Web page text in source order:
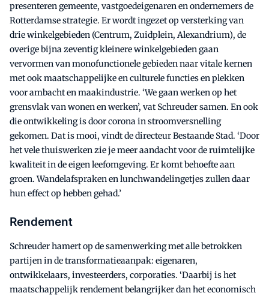
presenteren gemeente, vastgoedeigenaren en ondernemers de
Rotterdamse strategie. Er wordt ingezet op versterking van
drie winkelgebieden (Centrum, Zuidplein, Alexandrium), de
overige bijna zeventig kleinere winkelgebieden gaan
vervormen van monofunctionele gebieden naar vitale kernen
met ook maatschappelijke en culturele functies en plekken
voor ambacht en maakindustrie. ‘We gaan werken op het
grensvlak van wonen en werken’, vat Schreuder samen. En ook
die ontwikkeling is door corona in stroomversnelling
gekomen. Dat is mooi, vindt de directeur Bestaande Stad. ‘Door
het vele thuiswerken zie je meer aandacht voor de ruimtelijke
kwaliteit in de eigen leefomgeving. Er komt behoefte aan
groen. Wandelafspraken en lunchwandelingetjes zullen daar
hun effect op hebben gehad.’
Rendement
Schreuder hamert op de samenwerking met alle betrokken
partijen in de transformatieaanpak: eigenaren,
ontwikkelaars, investeerders, corporaties. ‘Daarbij is het
maatschappelijk rendement belangrijker dan het economisch